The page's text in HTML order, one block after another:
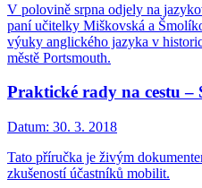
V polovině srpna odjely na
paní učitelky Miškovská a
výuky anglického jazyka v
městě Portsmouth.
Praktické rady na cestu –
Datum: 30. 3. 2018
Tato příručka je živým
zkušeností účastníků mobilit.